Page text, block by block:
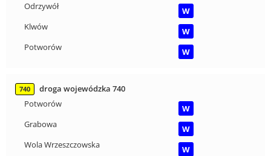
Odrzywół
W
Klwów
W
Potworów
W
740
droga wojewódzka 740
Potworów
W
Grabowa
W
Wola Wrzeszczowska
W